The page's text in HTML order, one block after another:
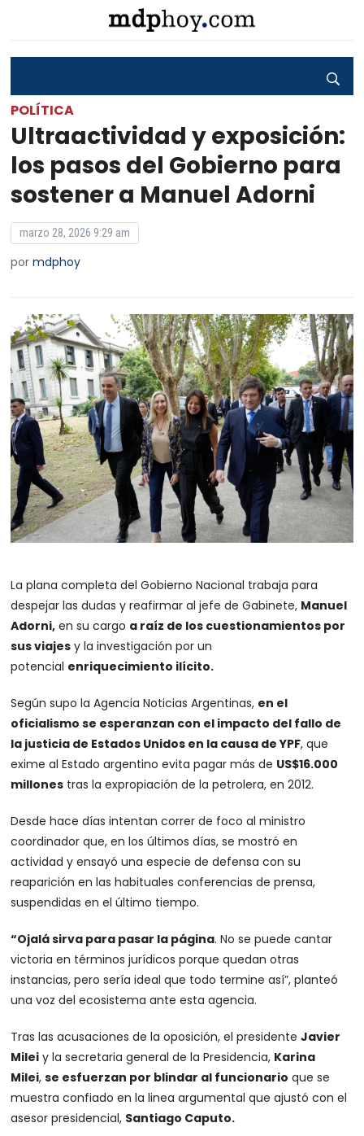
POLÍTICA
Ultraactividad y exposición:
los pasos del Gobierno para
sostener a Manuel Adorni
marzo 28, 2026 9:29 am
pormdphoy
La plana completa del Gobierno Nacional trabaja para
despejar las dudas y reafirmar al jefe de Gabinete, Manuel
Adorni, en su cargo a raíz de los cuestionamientos por
sus viajes y la investigación por un
potencial enriquecimiento ilícito.
Según supo la Agencia Noticias Argentinas, en el
oficialismo se esperanzan con el impacto del fallo de
la justicia de Estados Unidos en la causa de YPF, que
exime al Estado argentino evita pagar más de US$16.000
millones tras la expropiación de la petrolera, en 2012.
Desde hace días intentan correr de foco al ministro
coordinador que, en los últimos días, se mostró en
actividad y ensayó una especie de defensa con su
reaparición en las habituales conferencias de prensa,
suspendidas en el último tiempo.
“Ojalá sirva para pasar la página. No se puede cantar
victoria en términos jurídicos porque quedan otras
instancias, pero sería ideal que todo termine así”, planteó
una voz del ecosistema ante esta agencia.
Tras las acusaciones de la oposición, el presidenteJavier
Milei y la secretaria general de la Presidencia, Karina
Milei,se esfuerzan por blindar al funcionario que se
muestra confiado en la linea argumental que ajustó con el
asesor presidencial, Santiago Caputo.